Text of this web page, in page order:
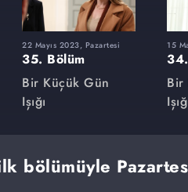
22 Mayıs 2023, Pazartesi
35. Bölüm
Bir Küçük Gün
Işığı
15
Bir
bölümüyle